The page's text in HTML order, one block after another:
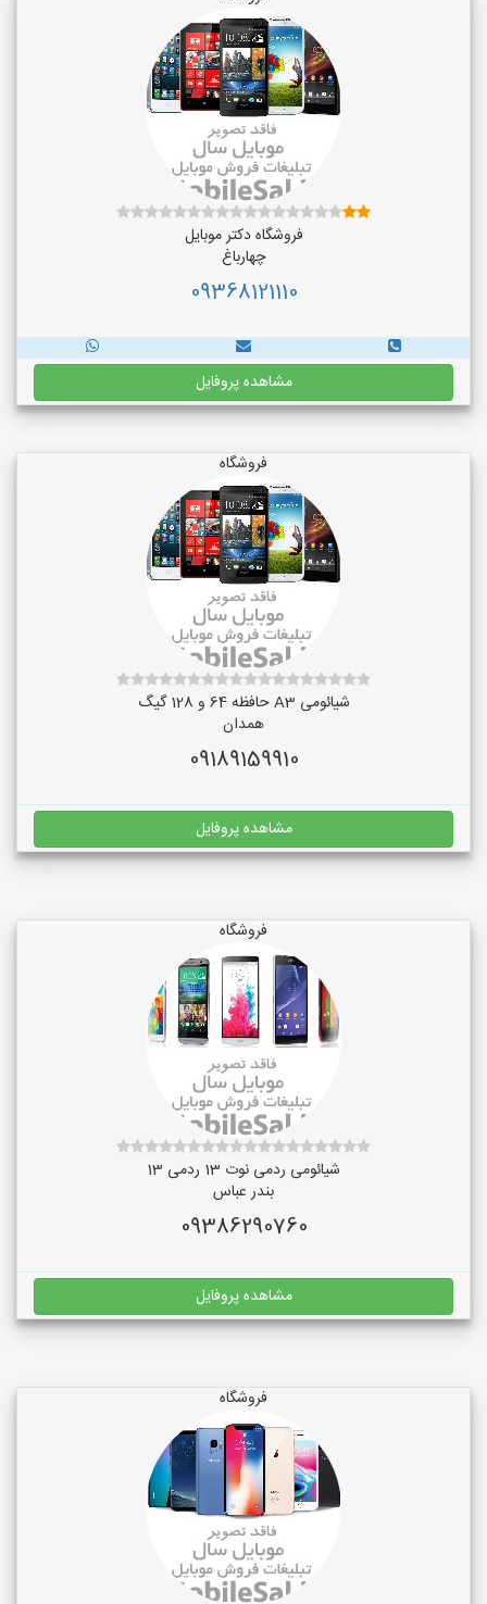
فروشگاه دکتر موبایل
چهارباغ
09368121110
مشاهده پروفایل
فروشگاه
شیائومی A3 حافظه 64 و 128 گیگ
همدان
09189159910
مشاهده پروفایل
فروشگاه
شیائومی ردمی نوت 13 ردمی 13
بندر عباس
09386290760
مشاهده پروفایل
فروشگاه